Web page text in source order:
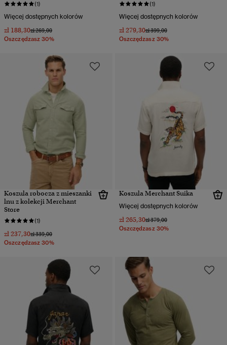
(1)
Więcej dostępnych kolorów
zł 188,30Cena obniżona od
zł 269,00do
Oszczędzasz 30%
(1)
Więcej dostępnych kolorów
zł 279,30Cena obniżona od
zł 399,00do
Oszczędzasz 30%
Koszula robocza z mieszanki
lnu z kolekcji Merchant
Store
(1)
zł 237,30Cena obniżona od
zł 339,00do
Oszczędzasz 30%
Koszula Merchant Suika
Więcej dostępnych kolorów
zł 265,30Cena obniżona od
zł 379,00do
Oszczędzasz 30%